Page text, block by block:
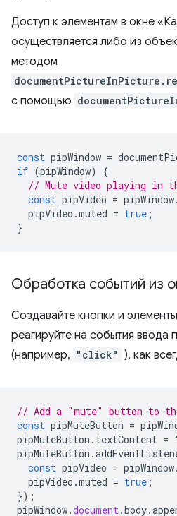
Доступ к элементам в окне
осуществляется либо из
методом
с помощью
const pipWindow =
if (pipWindow)
{
// Mute video playing in
const pipVideo = pipWindow.
pipVideo .muted = true ;
}
Обработка событий из
Создавайте кнопки и
реагируйте на события ввода
(например, "click" ), как
// Add a "mute" button to
const pipMuteButton =
pipMuteButton . textContent =
pipMuteButton .
const pipVideo = pipWindow.
pipVideo .muted = true ;
});
pipWindow.document .body.